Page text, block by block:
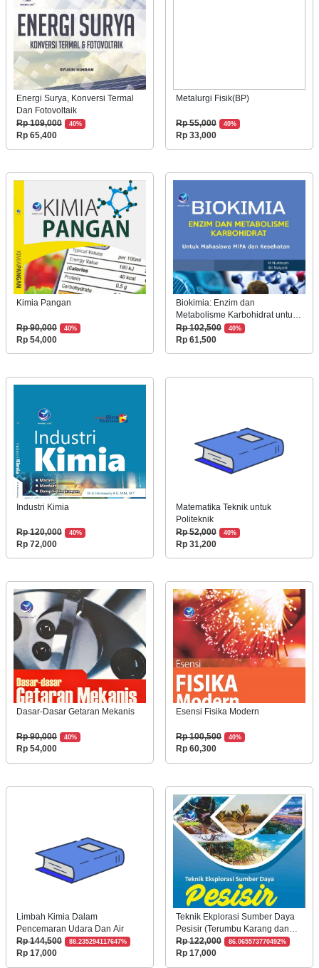
Energi Surya, Konversi Termal
Dan Fotovoltaik
Rp 109,000
40%
Rp 65,400
Metalurgi Fisik(BP)
Rp 55,000 40%
Rp 33,000
Kimia Pangan
Rp 90,000 40%
Rp 54,000
Biokimia: Enzim dan
Metabolisme Karbohidrat untuk
Mahasiswa MIPA dan
Kesehatan
Rp 102,500 40%
Rp 61,500
Industri Kimia
Rp 120,000 40%
Rp 72,000
Matematika Teknik untuk
Politeknik
Rp 52,000
40%
Rp 31,200
Dasar-Dasar Getaran Mekanis
Rp 90,000 40%
Rp 54,000
Esensi Fisika Modern
Rp 100,500 40%
Rp 60,300
Limbah Kimia Dalam
Pencemaran Udara Dan Air
Rp 144,500
88.235294117647%
Rp 17,000
Teknik Ekplorasi Sumber Daya
Pesisir (Terumbu Karang dan
Mangrove) Berbasis Geospasial
Rp 122,000 86.065573770492%
Rp 17,000